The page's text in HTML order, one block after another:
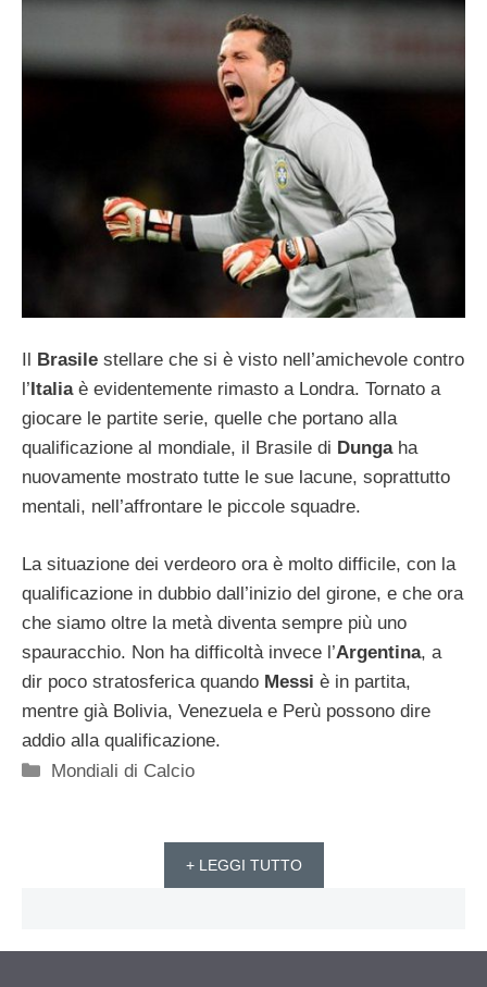
Brasile stellare che si è visto nell’amichevole contro
l’ Italia è evidentemente rimasto a Londra. Tornato a
giocare le partite serie, quelle che portano alla
qualificazione al mondiale, il Brasile di Dunga ha
nuovamente mostrato tutte le sue lacune, soprattutto
mentali, nell’affrontare le piccole squadre.
La situazione dei verdeoro ora è molto difficile, con la
qualificazione in dubbio dall’inizio del girone, e che ora
che siamo oltre la metà diventa sempre più uno
spauracchio. Non ha difficoltà invece l’Argentina, a
dir poco stratosferica quando Messi è in partita,
mentre già Bolivia, Venezuela e Perù possono dire
addio alla qualificazione.
Categorie
Mondiali di Calcio
+ LEGGI TUTTO